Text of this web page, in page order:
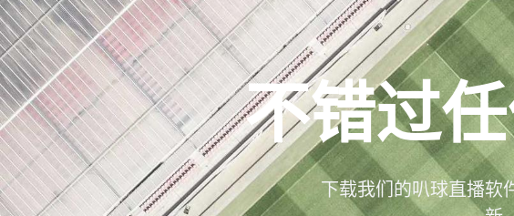
不错过
下载我们的叭球直播软